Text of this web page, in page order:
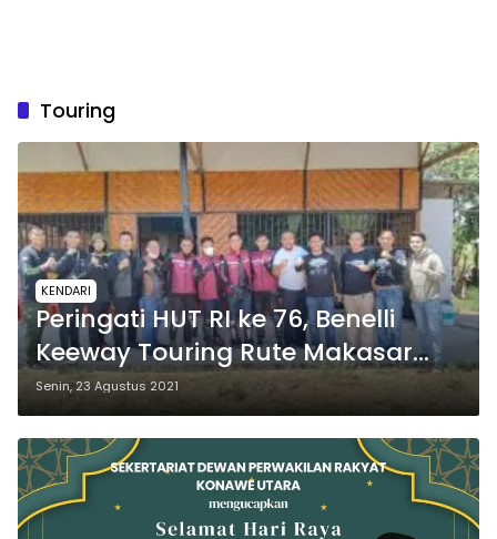
Touring
KENDARI
Peringati HUT RI ke 76, Benelli
Keeway Touring Rute Makasar
Kendari di Sambut di Lambuya
Senin, 23 Agustus 2021